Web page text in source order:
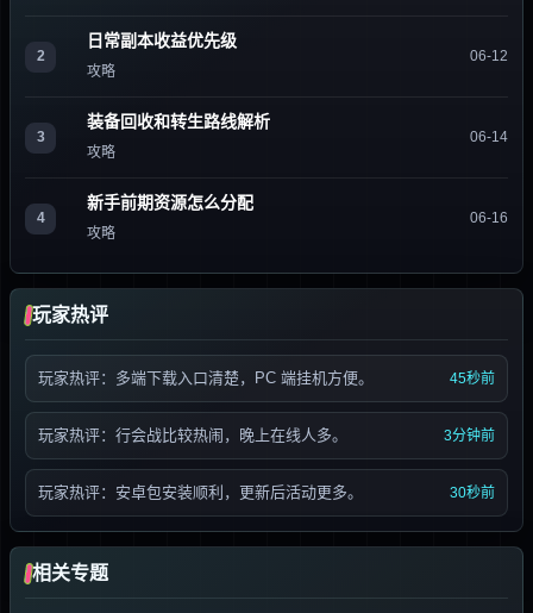
2
日常副本收益优先级
攻略
06-12
3
装备回收和转生路线解析
攻略
06-14
4
新手前期资源怎么分配
攻略
06-16
玩家热评
玩家热评：多端下载入口清楚，PC 端挂机方便。 45秒前
玩家热评：行会战比较热闹，晚上在线人多。 3分钟前
玩家热评：安卓包安装顺利，更新后活动更多。 30秒前
相关专题